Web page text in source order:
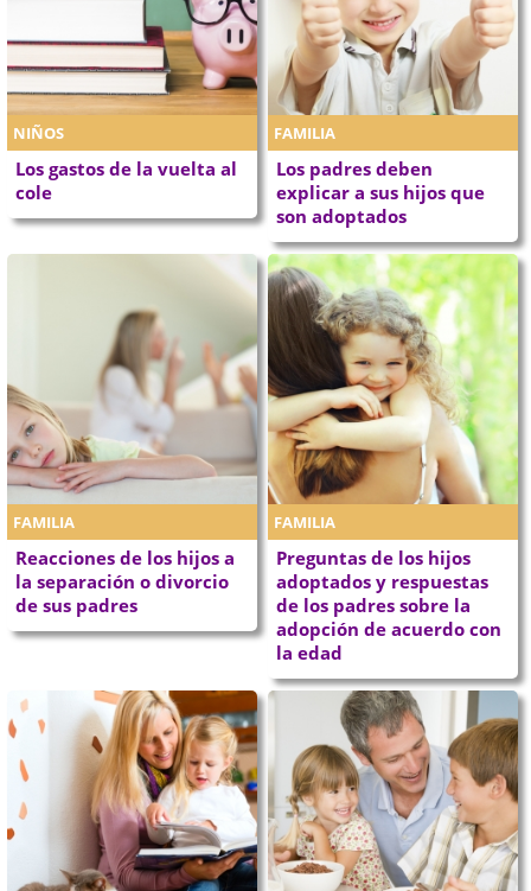
NIÑOS
Los gastos de la vuelta al
cole
FAMILIA
Los padres deben
explicar a sus hijos que
son adoptados
FAMILIA
Reacciones de los hijos a
la separación o divorcio
de sus padres
FAMILIA
Preguntas de los hijos
adoptados y respuestas
de los padres sobre la
adopción de acuerdo con
la edad